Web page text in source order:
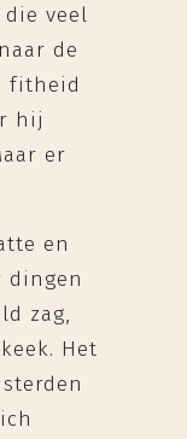
veel
de
fitheid
hij
er
en
dingen
zag,
Het